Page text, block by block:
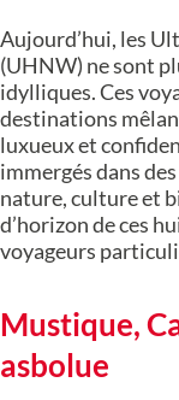
Aujourd’hui, les
(UHNW) ne sont
idylliques. Ces
destinations
luxueux et
immergés dans
nature, culture et
d’horizon de ces
voyageurs
Mustique,
asbolue